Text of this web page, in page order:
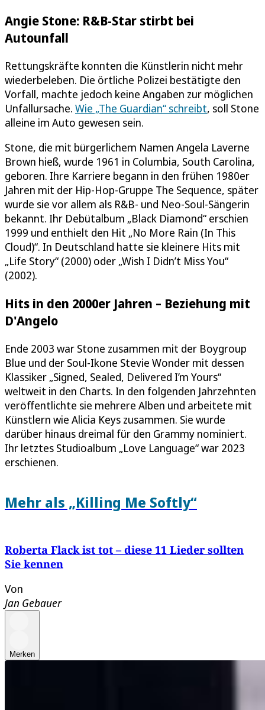
Angie Stone: R&B-Star stirbt bei
Autounfall
Rettungskräfte konnten die Künstlerin nicht mehr
wiederbeleben. Die örtliche Polizei bestätigte den
Vorfall, machte jedoch keine Angaben zur möglichen
Unfallursache. Wie „The Guardian“ schreibt, soll Stone
alleine im Auto gewesen sein.
Stone, die mit bürgerlichem Namen Angela Laverne
Brown hieß, wurde 1961 in Columbia, South Carolina,
geboren. Ihre Karriere begann in den frühen 1980er
Jahren mit der Hip-Hop-Gruppe The Sequence, später
wurde sie vor allem als R&B- und Neo-Soul-Sängerin
bekannt. Ihr Debütalbum „Black Diamond“ erschien
1999 und enthielt den Hit „No More Rain (In This
Cloud)“. In Deutschland hatte sie kleinere Hits mit
„Life Story“ (2000) oder „Wish I Didn’t Miss You“
(2002).
Hits in den 2000er Jahren – Beziehung mit
D'Angelo
Ende 2003 war Stone zusammen mit der Boygroup
Blue und der Soul-Ikone Stevie Wonder mit dessen
Klassiker „Signed, Sealed, Delivered I’m Yours“
weltweit in den Charts. In den folgenden Jahrzehnten
veröffentlichte sie mehrere Alben und arbeitete mit
Künstlern wie Alicia Keys zusammen. Sie wurde
darüber hinaus dreimal für den Grammy nominiert.
Ihr letztes Studioalbum „Love Language“ war 2023
erschienen.
Mehr als „Killing Me Softly“
Roberta Flack ist tot – diese 11 Lieder sollten
Sie kennen
Von
Jan Gebauer
Merken